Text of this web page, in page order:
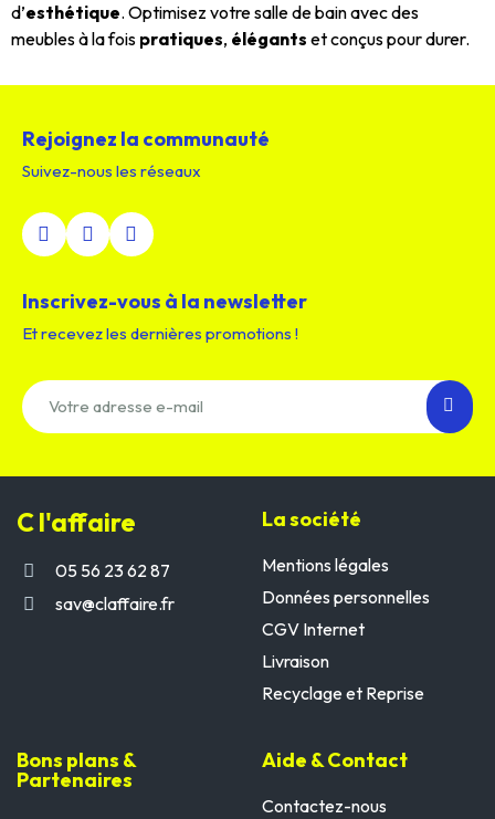
d’esthétique. Optimisez votre salle de bain avec des
meubles à la fois pratiques, élégants et conçus pour durer.
Rejoignez la communauté
Suivez-nous les réseaux
Inscrivez-vous à la newsletter
Et recevez les dernières promotions !
C l'affaire
05 56 23 62 87
sav@claffaire.fr
La société
Mentions légales
Données personnelles
CGV Internet
Livraison
Recyclage et Reprise
Bons plans &
Partenaires
Aide & Contact
Contactez-nous